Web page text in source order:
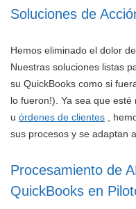
Soluciones de
Hemos eliminado el dolor
Nuestras soluciones listas
su QuickBooks como si
lo fueron!). Ya sea que
u órdenes de clientes ,
sus procesos y se adaptan
Procesamiento de
QuickBooks en